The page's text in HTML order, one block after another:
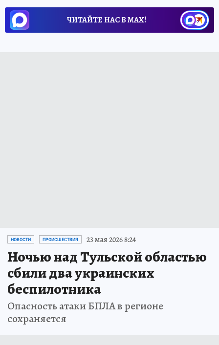
ЧИТАЙТЕ НАС В МАХ!
НОВОСТИ ПРОИСШЕСТВИЯ 23 мая 2026 8:24
Ночью над Тульской областью
сбили два украинских
беспилотника
Опасность атаки БПЛА в регионе
сохраняется